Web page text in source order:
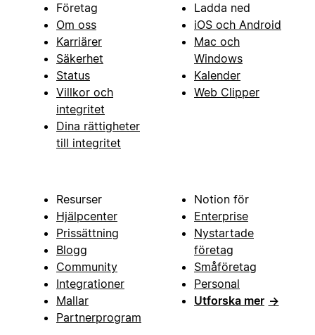
Företag
Om oss
Karriärer
Säkerhet
Status
Villkor och
integritet
Dina rättigheter
till integritet
Ladda ned
iOS och Android
Mac och
Windows
Kalender
Web Clipper
Resurser
Hjälpcenter
Prissättning
Blogg
Community
Integrationer
Mallar
Partnerprogram
Notion för
Enterprise
Nystartade
företag
Småföretag
Personal
Utforska mer →